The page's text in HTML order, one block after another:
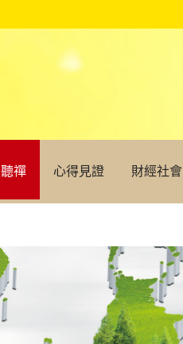
聽禪 心得見證 財經社會